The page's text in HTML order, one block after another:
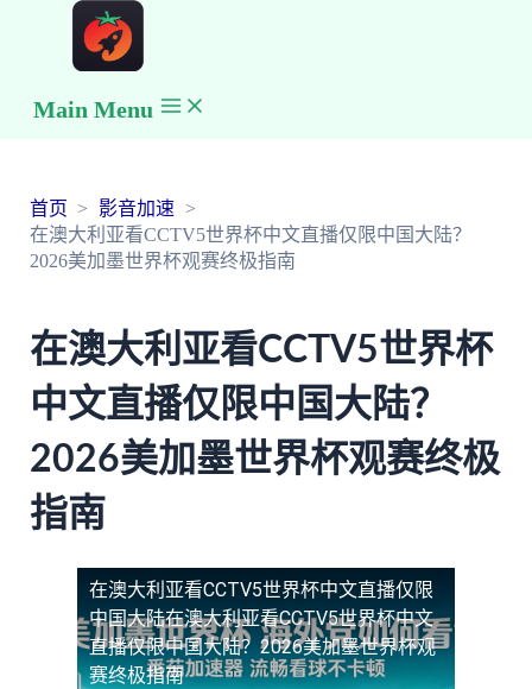
Main Menu
首页
影音加速
在澳大利亚看CCTV5世界杯中文直播仅限中国大陆？
2026美加墨世界杯观赛终极指南
在澳大利亚看CCTV5世界杯
中文直播仅限中国大陆？
2026美加墨世界杯观赛终极
指南
在澳大利亚看CCTV5世界杯中文直播仅限
中国大陆在澳大利亚看CCTV5世界杯中文
直播仅限中国大陆？2026美加墨世界杯观
赛终极指南